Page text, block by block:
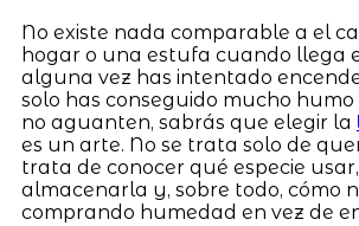
No existe nada comparable a el
hogar o una estufa cuando llega
alguna vez has intentado
solo has conseguido mucho humo
no aguanten, sabrás que elegir la
es un arte. No se trata solo de
trata de conocer qué especie
almacenarla y, sobre todo, cómo
comprando humedad en vez de